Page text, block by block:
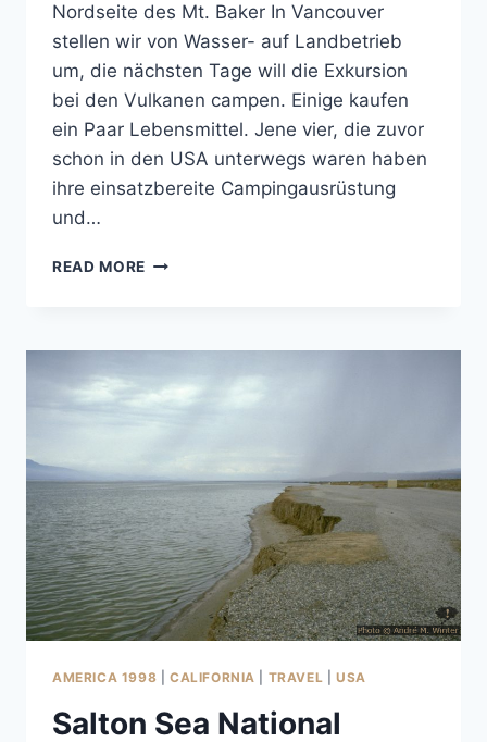
Nordseite des Mt. Baker In Vancouver
stellen wir von Wasser- auf Landbetrieb
um, die nächsten Tage will die Exkursion
bei den Vulkanen campen. Einige kaufen
ein Paar Lebensmittel. Jene vier, die zuvor
schon in den USA unterwegs waren haben
ihre einsatzbereite Campingausrüstung
und…
READ MORE MOUNT
AMERICA 1998 CALIFORNIA TRAVEL |USA
Salton Sea National